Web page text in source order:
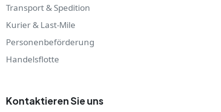
Transport & Spedition
Kurier & Last-Mile
Personenbeförderung
Handelsflotte
Kontaktieren Sie uns